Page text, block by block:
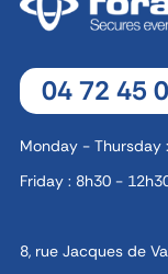
04 72 45
Monday - Thursday
Friday : 8h30 -
8, rue Jacques de